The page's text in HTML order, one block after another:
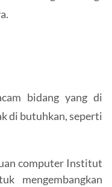
bidang yang di
di butuhkan, seperti
computer Institut
mengembangkan